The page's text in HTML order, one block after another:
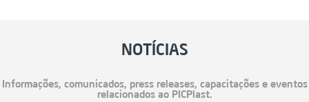
NOTÍCIAS
Informações, comunicados, press releases, capacitações e eventos
relacionados ao PICPlast.